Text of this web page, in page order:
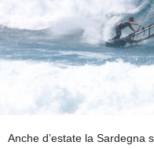
Anche d’estate la Sardegna